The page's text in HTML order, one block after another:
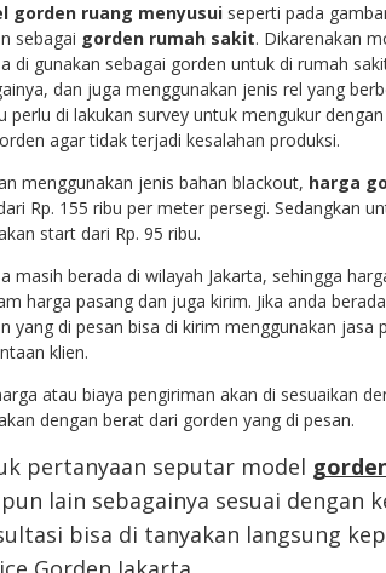
gorden ruang menyusuiseperti pada
sebagai gorden rumah sakit. Dikarenakan
di gunakan sebagai gorden untuk di rumah
dan juga menggunakan jenis rel yang
perlu di lakukan survey untuk mengukur
agar tidak terjadi kesalahan produksi.
menggunakan jenis bahan blackout, harga
Rp. 155 ribu per meter persegi. Sedangkan
start dari Rp. 95 ribu.
masih berada di wilayah Jakarta, sehingga
harga pasang dan juga kirim. Jika anda
yang di pesan bisa di kirim menggunakan jasa
klien.
atau biaya pengiriman akan di sesuaikan
dengan berat dari gorden yang di pesan.
pertanyaan seputar model
lain sebagainya sesuai dengan
bisa di tanyakan langsung